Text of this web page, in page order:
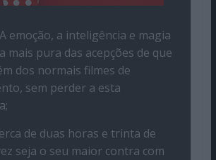
emoção, a inteligência e magia
mais pura das acepções de que
dos normais filmes de
sem perder a esta
de duas horas e trinta de
seja o seu maior contra com